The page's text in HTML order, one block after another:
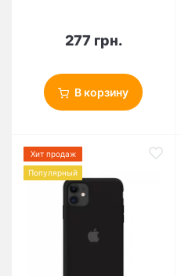
277 грн.
В корзину
Хит продаж
Популярный